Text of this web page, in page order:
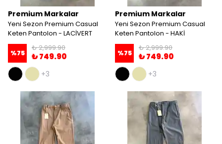
Premium Markalar
Yeni Sezon Premium Casual
Keten Pantolon - LACİVERT
%75
₺ 2,999.90
₺ 749.90
+3
Premium Markalar
Yeni Sezon Premium Casual
Keten Pantolon - HAKİ
%75
₺ 2,999.90
₺ 749.90
+3